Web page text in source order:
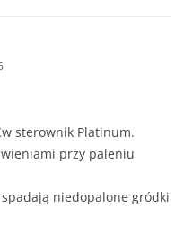
sterownik Platinum.
przy paleniu
niedopalone gródki